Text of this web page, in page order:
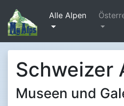
Alle Alpen
Schweizer
Museen und